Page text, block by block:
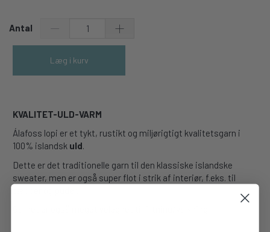
Antal
Læg i kurv
KVALITET-ULD-VARM
Álafoss lopi er et tykt, rustikt og miljørigtigt kvalitetsgarn i
100% islandsk uld.
Dette er det traditionelle garn til den klassiske islandske
sweater, men er også super flot i strik af interiør, f.eks. til